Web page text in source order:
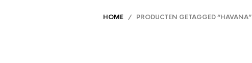
HOME / PRODUCTEN GETAGGED “HAVANA”